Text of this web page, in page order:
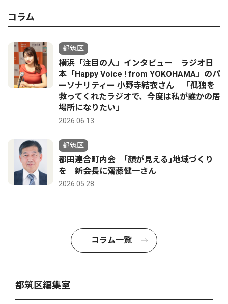
コラム
都筑区
横浜「注目の人」インタビュー ラジオ日
本「Happy Voice ! from YOKOHAMA」のパ
ーソナリティー 小野寺結衣さん 「孤独を
救ってくれたラジオで、今度は私が誰かの居
場所になりたい」
2026.06.13
都筑区
都田連合町内会 ｢顔が見える｣地域づくり
を 新会長に齋藤健一さん
2026.05.28
コラム一覧
都筑区編集室